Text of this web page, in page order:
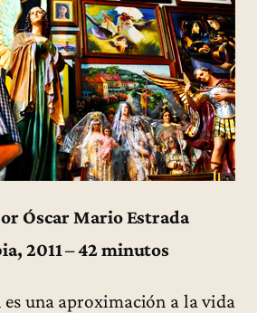
Óscar Mario Estrada
2011 – 42 minutos
es una aproximación a la vida